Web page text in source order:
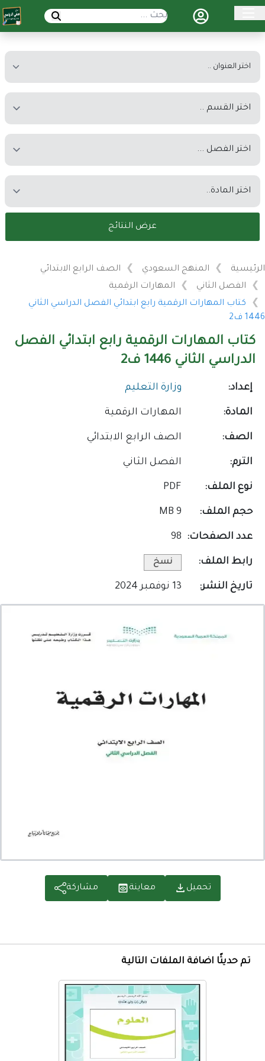
عرض النتائج
الرئيسية المنهج السعودي
الصف الرابع الابتدائي
الفصل الثاني
المهارات الرقمية
كتاب المهارات الرقمية رابع ابتدائي الفصل الدراسي الثاني
1446 ف2
كتاب المهارات الرقمية رابع ابتدائي الفصل
الدراسي الثاني 1446 ف2
إعداد: وزارة التعليم
المادة: المهارات الرقمية
الصف: الصف الرابع الابتدائي
الترم: الفصل الثاني
نوع الملف: PDF
حجم الملف: 9 MB
عدد الصفحات: 98
رابط الملف: نسخ
تاريخ النشر: 13 نوفمبر 2024
تحميل معاينة مشاركة
تم حديثًا اضافة الملفات التالية